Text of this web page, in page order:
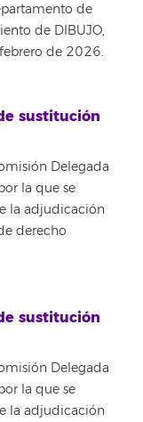
de
de DIBUJO,
de 2026.
sustitución
Delegada
la que se
la adjudicación
derecho
sustitución
Delegada
la que se
la adjudicación